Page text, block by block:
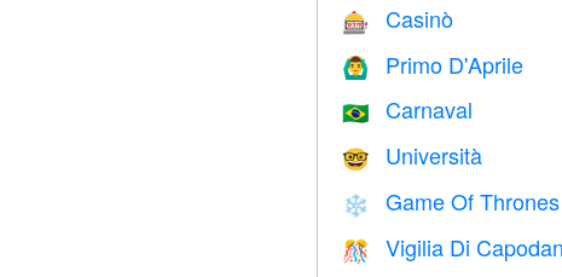
🎰 Casinò
🙆‍♂️ Primo D'Aprile
🇧🇷 Carnaval
🤓 Università
❄️ Game Of Thrones
🎊
Vigilia Di